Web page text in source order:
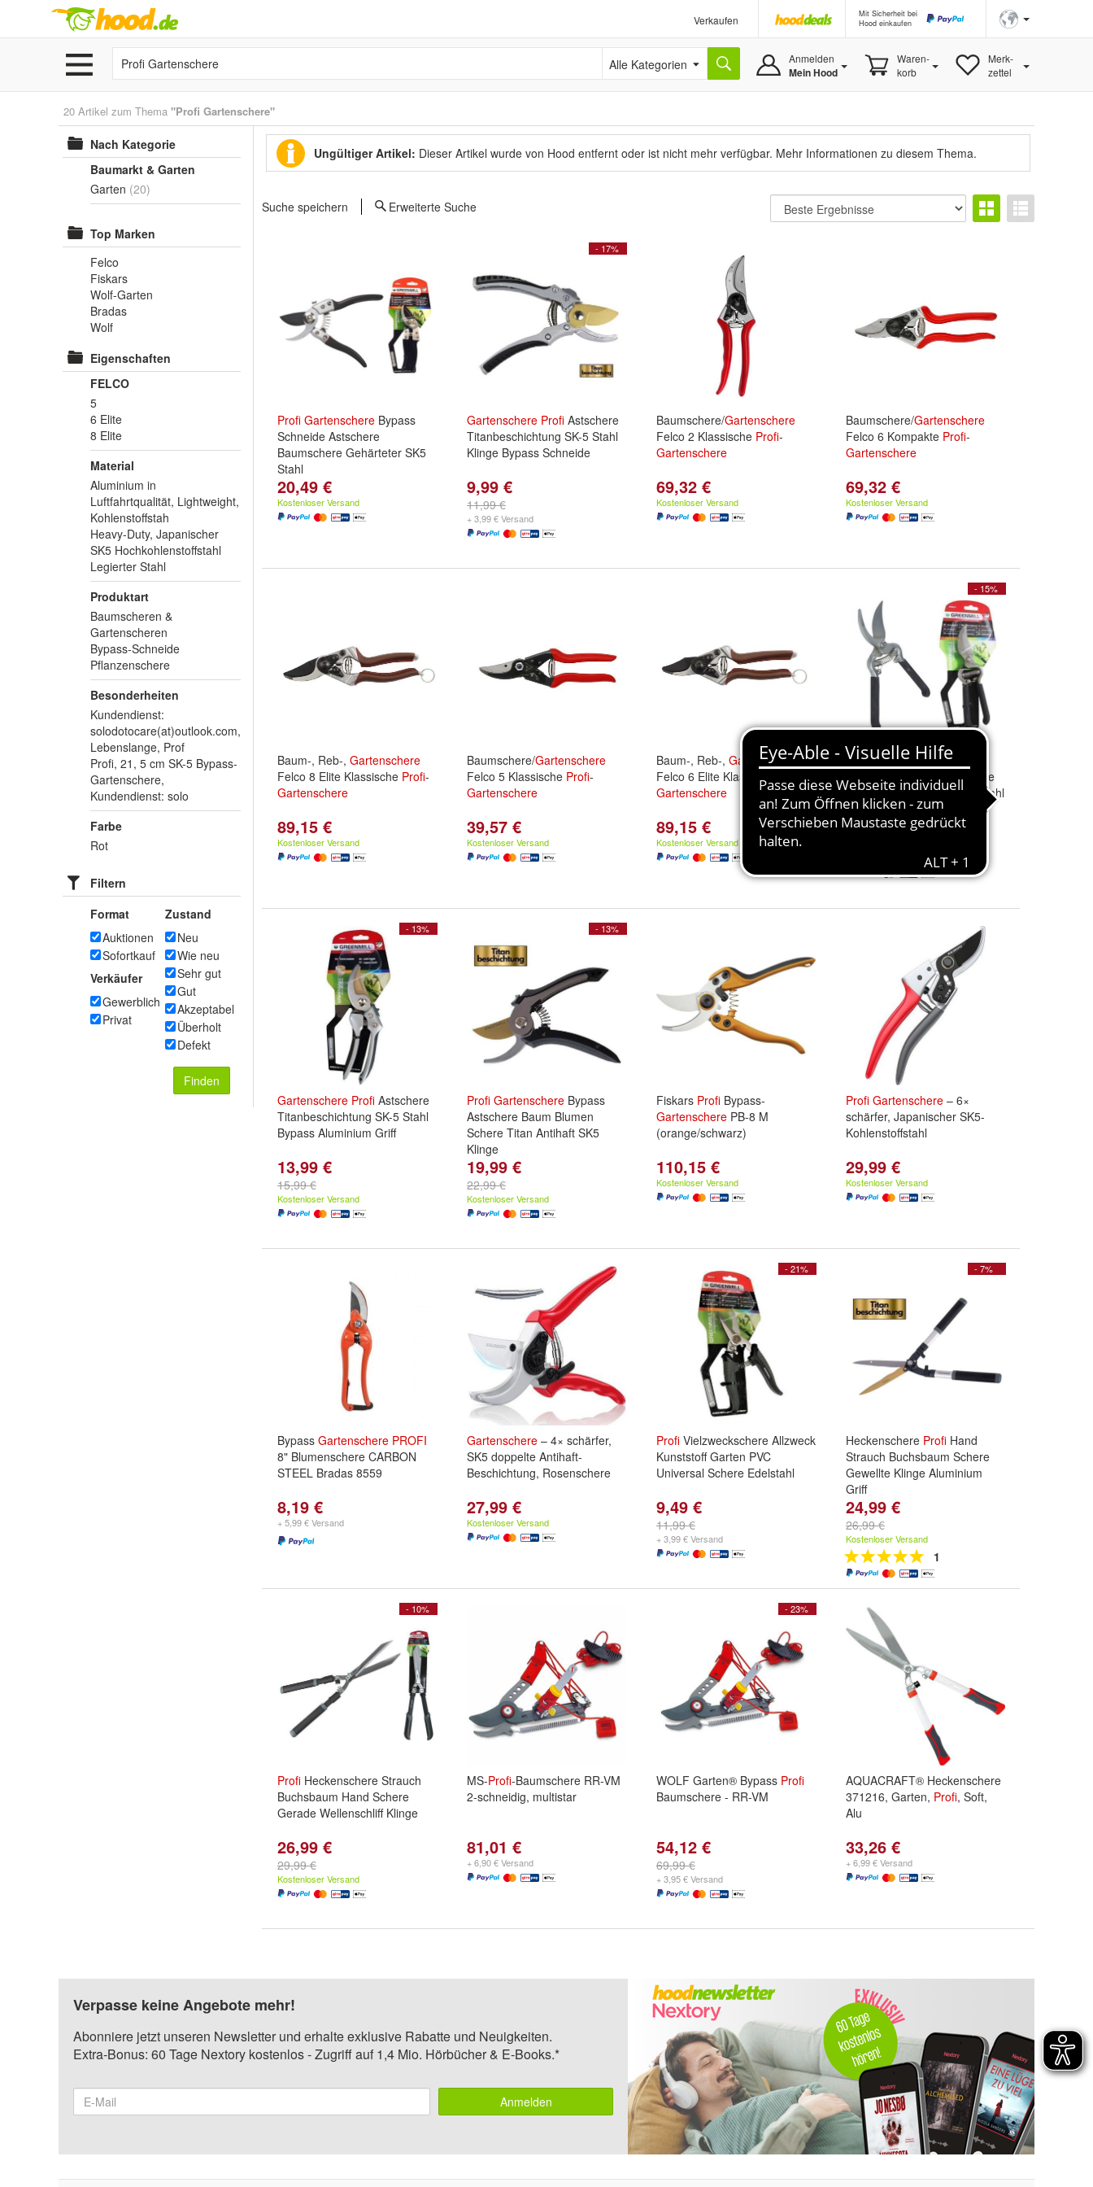
Verkaufen
Mit Sicherheit bei
Hood einkaufen
Alle Kategorien Anmelden
Mein Hood
Waren-
korb
Merk-
zettel
20 Artikel zum Thema "Profi Gartenschere"
Nach Kategorie
Baumarkt & Garten
Garten (20)
Top Marken
Felco
Fiskars
Wolf-Garten
Bradas
Wolf
Eigenschaften
FELCO
5
6 Elite
8 Elite
Material
Aluminium in
Luftfahrtqualität, Lightweight,
Kohlenstoffstah
Heavy-Duty, Japanischer
SK5 Hochkohlenstoffstahl
Legierter Stahl
Produktart
Baumscheren &
Gartenscheren
Bypass-Schneide
Pflanzenschere
Besonderheiten
Kundendienst:
solodotocare(at)outlook.com,
Lebenslange, Prof
Profi, 21, 5 cm SK-5 Bypass-
Gartenschere,
Kundendienst: solo
Farbe
Rot
Filtern
Format
Auktionen
Sofortkauf
Verkäufer
Gewerblich
Privat
Zustand
Neu
Wie neu
Sehr gut
Gut
Akzeptabel
Überholt
Defekt
Finden
Ungültiger Artikel: Dieser Artikel wurde von Hood entfernt oder ist nicht mehr verfügbar. Mehr Informationen zu diesem Thema.
Suche speichern Erweiterte Suche
Profi Gartenschere Bypass
Schneide Astschere
Baumschere Gehärteter SK5
Stahl
20,49 €
Kostenloser Versand
- 17%
Gartenschere Profi Astschere
Titanbeschichtung SK-5 Stahl
Klinge Bypass Schneide
9,99 €
11,99 €
+ 3,99 € Versand
Baumschere/Gartenschere
Felco 2 Klassische Profi-
Gartenschere
69,32 €
Kostenloser Versand
Baumschere/Gartenschere
Felco 6 Kompakte Profi-
Gartenschere
69,32 €
Kostenloser Versand
Baum-, Reb-, Gartenschere
Felco 8 Elite Klassische Profi-
Gartenschere
89,15 €
Kostenloser Versand
Baumschere/Gartenschere
Felco 5 Klassische Profi-
Gartenschere
39,57 €
Kostenloser Versand
Baum-, Reb-, Gartenschere
Felco 6 Elite Klassische
-
Gartenschere
89,15 €
Kostenloser Versand
- 15%
BypassGartenschere
Baum Blumen Rosen Schere
Hochwertig Geschmiedet Stahl
14,49 €
Kostenloser Versand
- 13%
Gartenschere Profi Astschere
Titanbeschichtung SK-5 Stahl
Bypass Aluminium Griff
13,99 €
15,99 €
Kostenloser Versand
- 13%
Profi Gartenschere Bypass
Astschere Baum Blumen
Schere Titan Antihaft SK5
Klinge
19,99 €
22,99 €
Kostenloser Versand
Fiskars Profi Bypass-
Gartenschere PB-8 M
(orange/schwarz)
110,15 €
Kostenloser Versand
Profi Gartenschere – 6×
schärfer, Japanischer SK5-
Kohlenstoffstahl
29,99 €
Kostenloser Versand
Bypass Gartenschere PROFI
8" Blumenschere CARBON
STEEL Bradas 8559
8,19 €
+ 5,99 € Versand
Gartenschere – 4× schärfer,
SK5 doppelte Antihaft-
Beschichtung, Rosenschere
27,99 €
Kostenloser Versand
- 21%
Profi Vielzweckschere Allzweck
Kunststoff Garten PVC
Universal Schere Edelstahl
9,49 €
11,99 €
+ 3,99 € Versand
- 7%
Heckenschere Profi Hand
Strauch Buchsbaum Schere
Gewellte Klinge Aluminium
Griff
24,99 €
26,99 €
Kostenloser Versand
1
- 10%
Profi Heckenschere Strauch
Buchsbaum Hand Schere
Gerade Wellenschliff Klinge
26,99 €
29,99 €
Kostenloser Versand
MS-Profi-Baumschere RR-VM
2-schneidig, multistar
81,01 €
+ 6,90 € Versand
- 23%
WOLF Garten® Bypass Profi
Baumschere - RR-VM
54,12 €
69,99 €
+ 3,95 € Versand
AQUACRAFT® Heckenschere
371216, Garten, Profi, Soft,
Alu
33,26 €
+ 6,99 € Versand
Verpasse keine Angebote mehr!
Abonniere jetzt unseren Newsletter und erhalte exklusive Rabatte und Neuigkeiten.
Extra-Bonus: 60 Tage Nextory kostenlos - Zugriff auf 1,4 Mio. Hörbücher & E-Books.*
Anmelden